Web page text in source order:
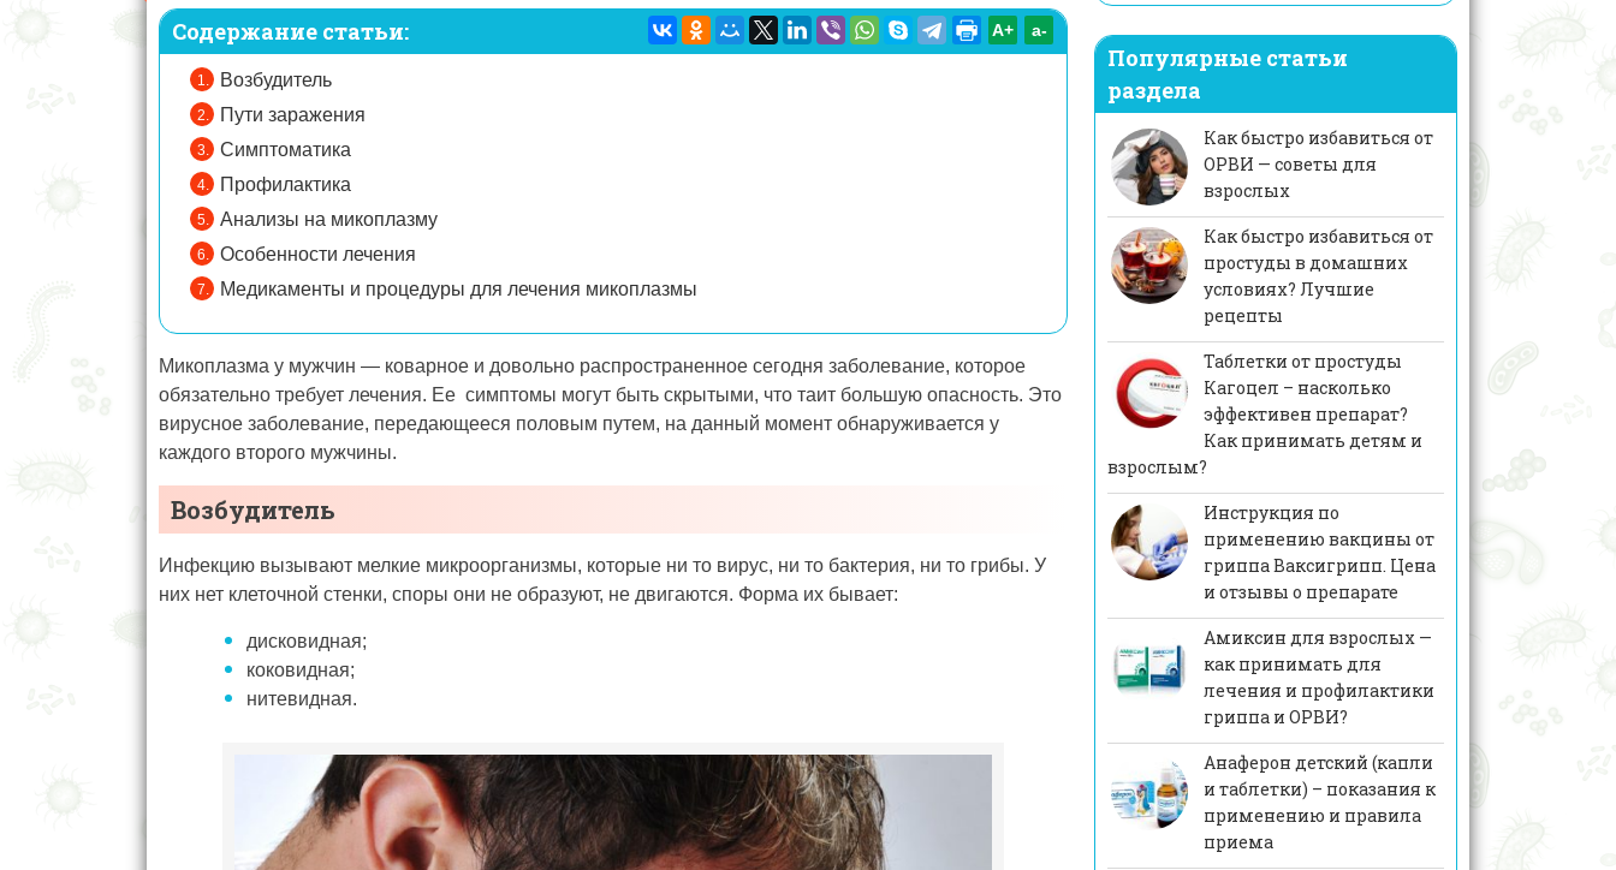
Содержание статьи:
Возбудитель
Пути заражения
Симптоматика
Профилактика
Анализы на микоплазму
Особенности лечения
Медикаменты и процедуры для лечения микоплазмы
A+ а-
Микоплазма у мужчин — коварное и довольно распространенное сегодня заболевание, которое
обязательно требует лечения. Ее симптомы могут быть скрытыми, что таит большую опасность. Это
вирусное заболевание, передающееся половым путем, на данный момент обнаруживается у
каждого второго мужчины.
Возбудитель
Инфекцию вызывают мелкие микроорганизмы, которые ни то вирус, ни то бактерия, ни то грибы. У
них нет клеточной стенки, споры они не образуют, не двигаются. Форма их бывает:
дисковидная;
коковидная;
нитевидная.
Популярные статьи
раздела
Как быстро избавиться от
ОРВИ — советы для
взрослых
Как быстро избавиться от
простуды в домашних
условиях? Лучшие
рецепты
Таблетки от простуды
Кагоцел – насколько
эффективен препарат?
Как принимать детям и
взрослым?
Инструкция по
применению вакцины от
гриппа Ваксигрипп. Цена
и отзывы о препарате
Амиксин для взрослых —
как принимать для
лечения и профилактики
гриппа и ОРВИ?
Анаферон детский (капли
и таблетки) – показания к
применению и правила
приема